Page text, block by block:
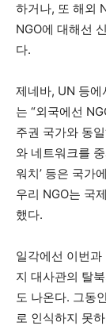
하거나, 또 해외
NGO에 대해선
다.
제네바, UN 등
는 “외국에선
주권 국가와 동
와 네트워크를
워치’ 등은 국가
우리 NGO는 국
했다.
일각에선 이번
지 대사관의 탈
도 나온다. 그동
로 인식하지 못